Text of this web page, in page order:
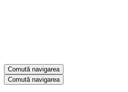
Comută navigarea
Comută navigarea